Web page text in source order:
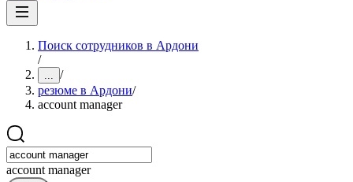
Поиск сотрудников в Ардони
/
... /
резюме в Ардони/
account manager
account manager